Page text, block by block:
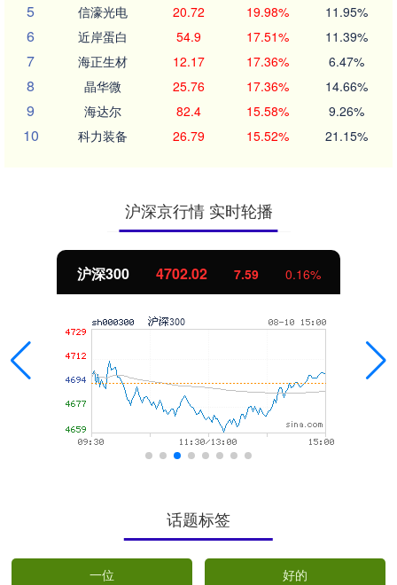
5 信濠光电 20.72 19.98% 11.95%
6 近岸蛋白 54.9 17.51% 11.39%
7 海正生材 12.17 17.36% 6.47%
8 晶华微 25.76 17.36% 14.66%
9 海达尔 82.4 15.58% 9.26%
10 科力装备 26.79 15.52% 21.15%
沪深京行情 实时轮播
沪深300 4702.02 7.59 0.16%
话题标签
一位 好的